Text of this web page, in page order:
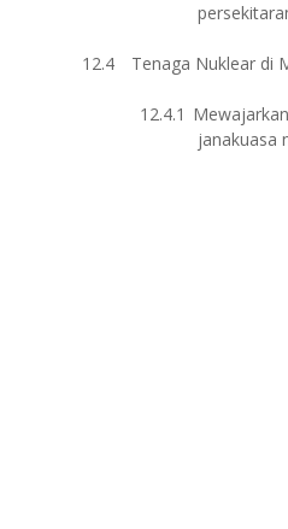
12.4 Tenaga Nuklear di
12.4.1
janakuasa